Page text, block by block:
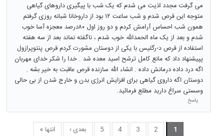
می گرفت مجدد اذیت می شدم که یک شب با پیگیری داروهای گیاهی
متوجه این قرص شدم و شب ساعت ۱۲ بود از داروخانا شبانه روزی گرفتم
همون شب احساس آرامش کردم و دو روز اول ۸۰درصد معجزه آسا خوب
شدم و بعد از یک ماه الحمدالله خوب شدم ، ناگفته نماند بعد از سه هفته
استفاده از قرص د-رگلیس با یکی از دوستان مشورت کردم قرص پنتوپرازول
پپیشنهاد داد که مانع کامل ترشح اسید معده شد . خدا را شکر خدای مهربان
اگه درد داده درمانش داده . انشاء الله سازنده قرص عاقبت به خیر بشه .
دوستان اگه داروی گیاهی برای افزایش انرژی بدن و خارج شدن از بی حالی
وسستی سراغ دارید مطلع فرمائید.
پاسخ
1
2
3
4
5 بعدی › انتها »